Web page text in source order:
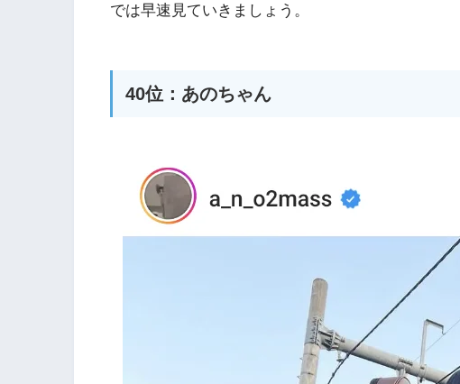
では早速見ていきましょう。
40位：あのちゃん